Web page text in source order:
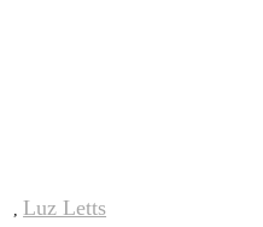
Luz Letts